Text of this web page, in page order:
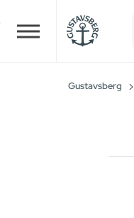
Skip to main content
Gustavsberg